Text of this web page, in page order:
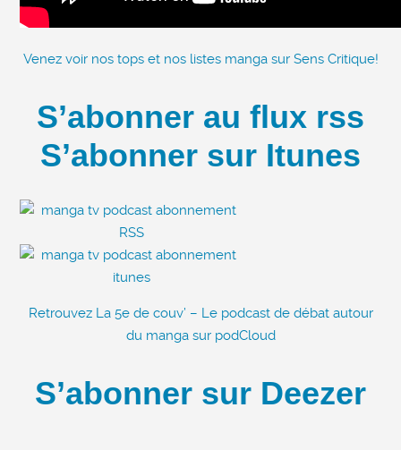
Venez voir nos tops et nos listes manga sur Sens Critique!
S’abonner au flux rss
S’abonner sur Itunes
Retrouvez La 5e de couv’ – Le podcast de débat autour
du manga sur podCloud
S’abonner sur Deezer